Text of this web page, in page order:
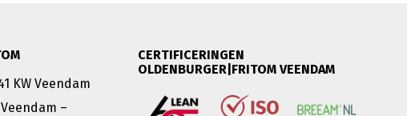
KW Veendam
–
CERTIFICERINGEN
OLDENBURGER|FRITOM VEENDAM